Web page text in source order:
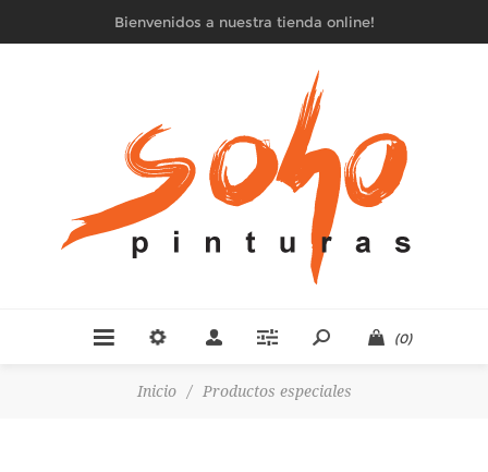
Bienvenidos a nuestra tienda online!
(0)
Inicio / Productos especiales